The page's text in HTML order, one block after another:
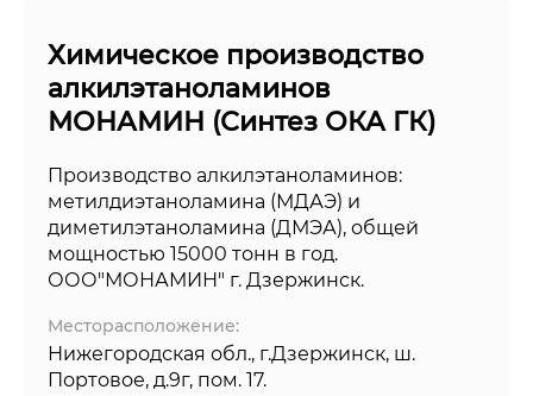
Химическое производство
алкилэтаноламинов
МОНАМИН (Синтез ОКА ГК)
Производство алкилэтаноламинов:
метилдиэтаноламина (МДАЭ) и
диметилэтаноламина (ДМЭА), общей
мощностью 15000 тонн в год.
ООО"МОНАМИН" г. Дзержинск.
Месторасположение:
Нижегородская обл., г.Дзержинск, ш.
Портовое, д.9г, пом. 17.